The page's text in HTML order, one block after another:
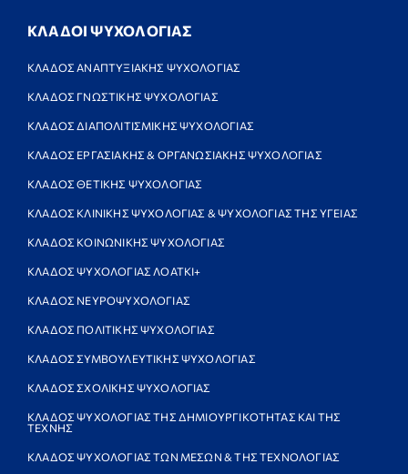
ΚΛΑΔΟΙ ΨΥΧΟΛΟΓΙΑΣ
ΚΛΑΔΟΣ ΑΝΑΠΤΥΞΙΑΚΗΣ ΨΥΧΟΛΟΓΙΑΣ
ΚΛΑΔΟΣ ΓΝΩΣΤΙΚΗΣ ΨΥΧΟΛΟΓΙΑΣ
ΚΛΑΔΟΣ ΔΙΑΠΟΛΙΤΙΣΜΙΚΗΣ ΨΥΧΟΛΟΓΙΑΣ
ΚΛΑΔΟΣ ΕΡΓΑΣΙΑΚΗΣ & ΟΡΓΑΝΩΣΙΑΚΗΣ ΨΥΧΟΛΟΓΙΑΣ
ΚΛΑΔΟΣ ΘΕΤΙΚΗΣ ΨΥΧΟΛΟΓΙΑΣ
ΚΛΑΔΟΣ ΚΛΙΝΙΚΗΣ ΨΥΧΟΛΟΓΙΑΣ & ΨΥΧΟΛΟΓΙΑΣ ΤΗΣ ΥΓΕΙΑΣ
ΚΛΑΔΟΣ ΚΟΙΝΩΝΙΚΗΣ ΨΥΧΟΛΟΓΙΑΣ
ΚΛΑΔΟΣ ΨΥΧΟΛΟΓΙΑΣ ΛΟΑΤΚΙ+
ΚΛΑΔΟΣ ΝΕΥΡΟΨΥΧΟΛΟΓΙΑΣ
ΚΛΑΔΟΣ ΠΟΛΙΤΙΚΗΣ ΨΥΧΟΛΟΓΙΑΣ
ΚΛΑΔΟΣ ΣΥΜΒΟΥΛΕΥΤΙΚΗΣ ΨΥΧΟΛΟΓΙΑΣ
ΚΛΑΔΟΣ ΣΧΟΛΙΚΗΣ ΨΥΧΟΛΟΓΙΑΣ
ΚΛΑΔΟΣ ΨΥΧΟΛΟΓΙΑΣ ΤΗΣ ΔΗΜΙΟΥΡΓΙΚΟΤΗΤΑΣ ΚΑΙ ΤΗΣ
ΤΕΧΝΗΣ
ΚΛΑΔΟΣ ΨΥΧΟΛΟΓΙΑΣ ΤΩΝ ΜΕΣΩΝ & ΤΗΣ ΤΕΧΝΟΛΟΓΙΑΣ